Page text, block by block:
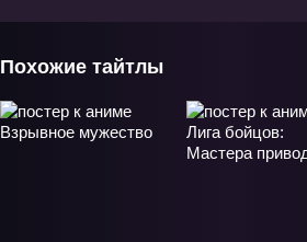
Похожие тайтлы